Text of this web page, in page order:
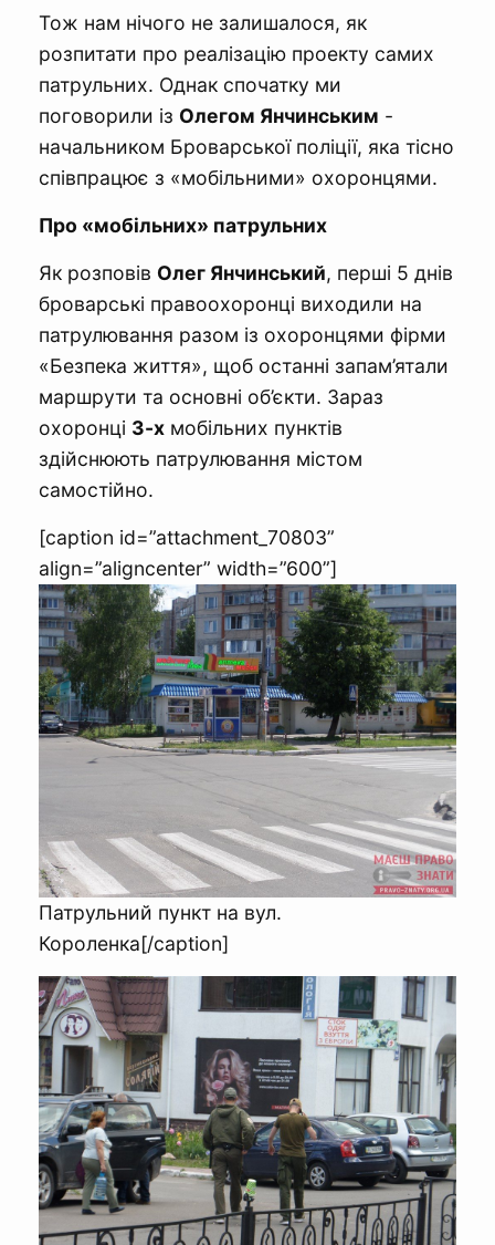
Тож нам нічого не залишалося, як
розпитати про реалізацію проекту самих
патрульних. Однак спочатку ми
поговорили із Олегом Янчинським -
начальником Броварської поліції, яка тісно
співпрацює з «мобільними» охоронцями.
Про «мобільних» патрульних
Як розповів Олег Янчинський, перші 5 днів
броварські правоохоронці виходили на
патрулювання разом із охоронцями фірми
«Безпека життя», щоб останні запам’ятали
маршрути та основні об’єкти. Зараз
охоронці 3-х мобільних пунктів
здійснюють патрулювання містом
самостійно.
[caption id=”attachment_70803”
align=”aligncenter” width=”600”]
Патрульний пункт на вул.
Короленка[/caption]